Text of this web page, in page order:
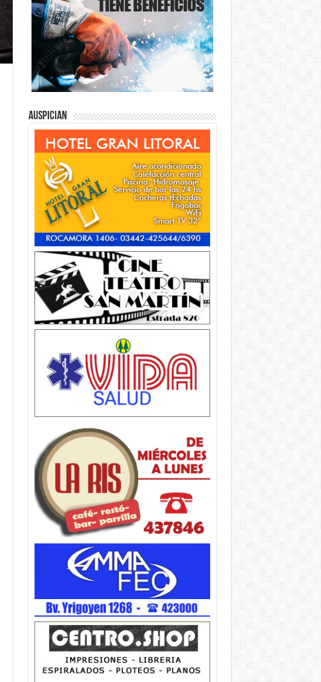
Auspician